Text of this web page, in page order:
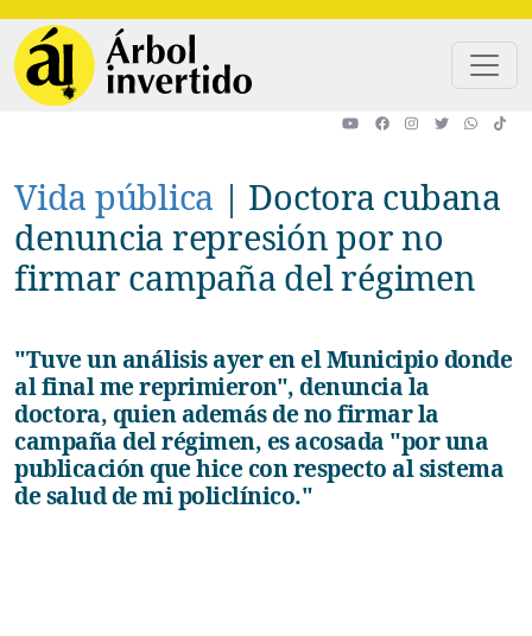
Vida pública | Doctora cubana
denuncia represión por no
firmar campaña del régimen
"Tuve un análisis ayer en el Municipio donde
al final me reprimieron", denuncia la
doctora, quien además de no firmar la
campaña del régimen, es acosada "por una
publicación que hice con respecto al sistema
de salud de mi policlínico."